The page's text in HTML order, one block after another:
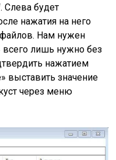
. Слева будет
нажатия на него
файлов. Нам нужен
всего лишь нужно без
нажатием
выставить значение
через меню